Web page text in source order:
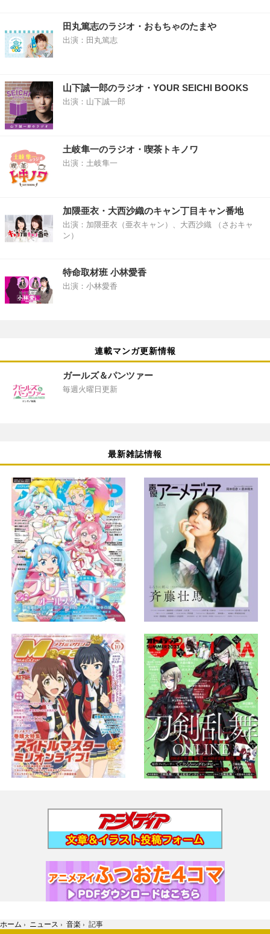
田丸篤志のラジオ・おもちゃのたまや
出演：田丸篤志
山下誠一郎のラジオ・YOUR SEICHI BOOKS
出演：山下誠一郎
土岐隼一のラジオ・喫茶トキノワ
出演：土岐隼一
加隈亜衣・大西沙織のキャン丁目キャン番地
出演：加隈亜衣（亜衣キャン）、大西沙織 （さおキャ
ン）
特命取材班 小林愛香
出演：小林愛香
連載マンガ更新情報
ガールズ＆パンツァー
毎週火曜日更新
最新雑誌情報
ホーム › ニュース › 音楽 › 記事